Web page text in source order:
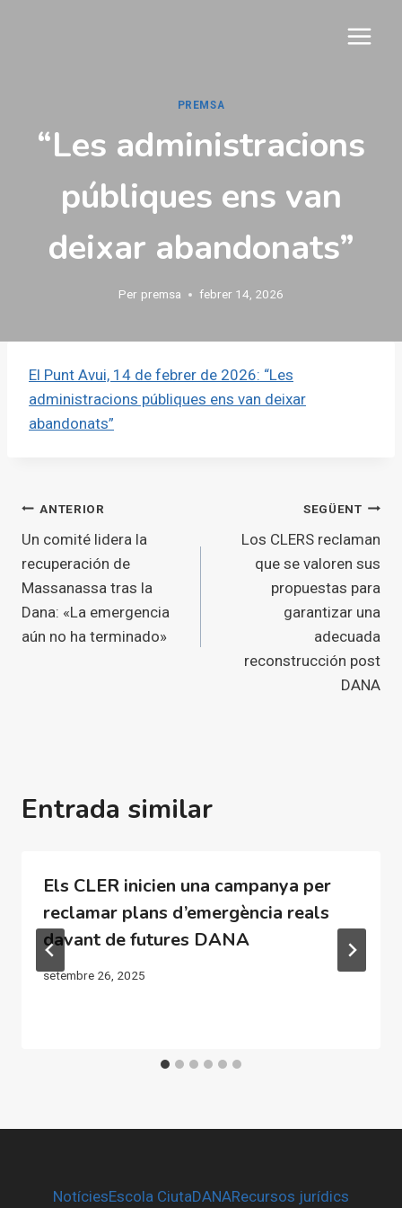
PREMSA
“Les administracions
públiques ens van
deixar abandonats”
Per premsa febrer 14, 2026
El Punt Avui, 14 de febrer de 2026: “Les
administracions públiques ens van deixar
abandonats”
Navegació
d'entrades
ANTERIOR
Un comité lidera la
recuperación de
Massanassa tras la
Dana: «La emergencia
aún no ha terminado»
SEGÜENT
Los CLERS reclaman
que se valoren sus
propuestas para
garantizar una
adecuada
reconstrucción post
DANA
Entrada similar
Els CLER inicien una campanya per
reclamar plans d’emergència reals
davant de futures DANA
setembre 26, 2025
NotíciesEscola CiutaDANARecursos jurídics